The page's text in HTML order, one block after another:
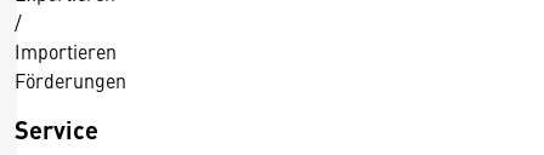
/
Importieren
Förderungen
Service